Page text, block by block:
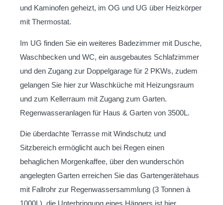
und Kaminofen geheizt, im OG und UG über Heizkörper
mit Thermostat.
Im UG finden Sie ein weiteres Badezimmer mit Dusche,
Waschbecken und WC, ein ausgebautes Schlafzimmer
und den Zugang zur Doppelgarage für 2 PKWs, zudem
gelangen Sie hier zur Waschküche mit Heizungsraum
und zum Kellerraum mit Zugang zum Garten.
Regenwasseranlagen für Haus & Garten von 3500L.
Die überdachte Terrasse mit Windschutz und
Sitzbereich ermöglicht auch bei Regen einen
behaglichen Morgenkaffee, über den wunderschön
angelegten Garten erreichen Sie das Gartengerätehaus
mit Fallrohr zur Regenwassersammlung (3 Tonnen à